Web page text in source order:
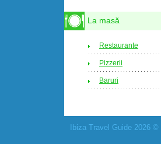
La masă
Restaurante
Pizzerii
Baruri
Ibiza Travel Guide 2026 ©